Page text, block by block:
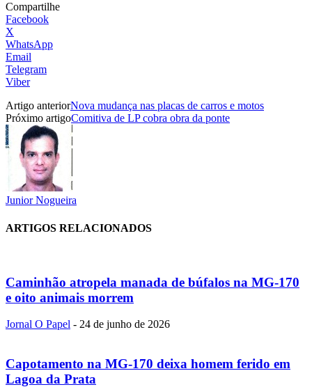
Compartilhe
Facebook
X
WhatsApp
Email
Telegram
Viber
Artigo anteriorNova mudança nas placas de carros e motos
Próximo artigoComitiva de LP cobra obra da ponte
Junior Nogueira
ARTIGOS RELACIONADOS
Caminhão atropela manada de búfalos na MG-170
e oito animais morrem
Jornal O Papel - 24 de junho de 2026
Capotamento na MG-170 deixa homem ferido em
Lagoa da Prata